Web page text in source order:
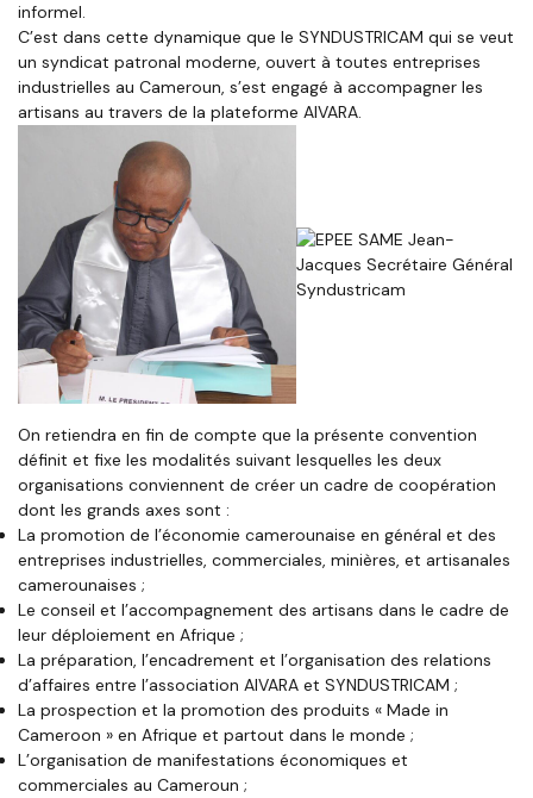
informel.
C’est dans cette dynamique que le SYNDUSTRICAM qui se veut
un syndicat patronal moderne, ouvert à toutes entreprises
industrielles au Cameroun, s’est engagé à accompagner les
artisans au travers de la plateforme AIVARA.
On retiendra en fin de compte que la présente convention
définit et fixe les modalités suivant lesquelles les deux
organisations conviennent de créer un cadre de coopération
dont les grands axes sont :
La promotion de l’économie camerounaise en général et des
entreprises industrielles, commerciales, minières, et artisanales
camerounaises ;
Le conseil et l’accompagnement des artisans dans le cadre de
leur déploiement en Afrique ;
La préparation, l’encadrement et l’organisation des relations
d’affaires entre l’association AIVARA et SYNDUSTRICAM ;
La prospection et la promotion des produits « Made in
Cameroon » en Afrique et partout dans le monde ;
L’organisation de manifestations économiques et
commerciales au Cameroun ;